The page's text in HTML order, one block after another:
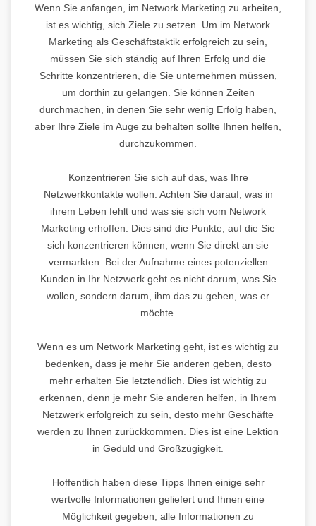
Wenn Sie anfangen, im Network Marketing zu arbeiten,
ist es wichtig, sich Ziele zu setzen. Um im Network
Marketing als Geschäftstaktik erfolgreich zu sein,
müssen Sie sich ständig auf Ihren Erfolg und die
Schritte konzentrieren, die Sie unternehmen müssen,
um dorthin zu gelangen. Sie können Zeiten
durchmachen, in denen Sie sehr wenig Erfolg haben,
aber Ihre Ziele im Auge zu behalten sollte Ihnen helfen,
durchzukommen.
Konzentrieren Sie sich auf das, was Ihre
Netzwerkkontakte wollen. Achten Sie darauf, was in
ihrem Leben fehlt und was sie sich vom Network
Marketing erhoffen. Dies sind die Punkte, auf die Sie
sich konzentrieren können, wenn Sie direkt an sie
vermarkten. Bei der Aufnahme eines potenziellen
Kunden in Ihr Netzwerk geht es nicht darum, was Sie
wollen, sondern darum, ihm das zu geben, was er
möchte.
Wenn es um Network Marketing geht, ist es wichtig zu
bedenken, dass je mehr Sie anderen geben, desto
mehr erhalten Sie letztendlich. Dies ist wichtig zu
erkennen, denn je mehr Sie anderen helfen, in Ihrem
Netzwerk erfolgreich zu sein, desto mehr Geschäfte
werden zu Ihnen zurückkommen. Dies ist eine Lektion
in Geduld und Großzügigkeit.
Hoffentlich haben diese Tipps Ihnen einige sehr
wertvolle Informationen geliefert und Ihnen eine
Möglichkeit gegeben, alle Informationen zu